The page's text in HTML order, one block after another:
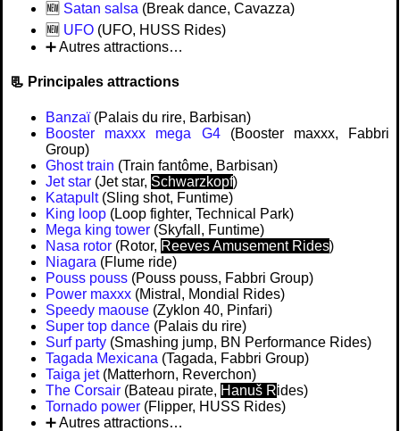
🆕️ Satan salsa (Break dance, Cavazza)
🆕️ UFO (UFO, HUSS Rides)
➕ Autres attractions…
📃 Principales attractions
Banzaï(Palais du rire, Barbisan)
Booster maxxx mega G4(Booster maxxx, Fabbri
Group)
Ghost train (Train fantôme, Barbisan)
Jet star (Jet star, Schwarzkopf)
Katapult(Sling shot, Funtime)
King loop (Loop fighter, Technical Park)
Mega king tower (Skyfall, Funtime)
Nasa rotor (Rotor, Reeves Amusement Rides)
Niagara (Flume ride)
Pouss pouss (Pouss pouss, Fabbri Group)
Power maxxx (Mistral, Mondial Rides)
Speedy maouse (Zyklon 40, Pinfari)
Super top dance (Palais du rire)
Surf party (Smashing jump, BN Performance Rides)
Tagada Mexicana (Tagada, Fabbri Group)
Taiga jet(Matterhorn, Reverchon)
The Corsair (Bateau pirate, Hanuš Rides)
Tornado power (Flipper, HUSS Rides)
➕ Autres attractions…